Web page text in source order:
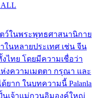
ALL
ว์ในพระพุทธศาสนานิกาย
นหลายประเทศ เช่น จีน
ไทย โดยมีความเชื่อว่า
ความเมตตา กรุณา และ
ยาก ในบทความนี้ Palanla
นเจ้าแม่กวนอิมองค์ใหญ่